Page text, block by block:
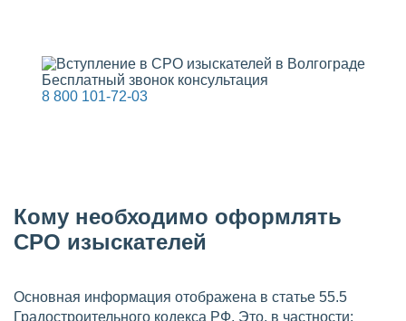
Бесплатный звонок консультация
8 800 101-72-03
Кому необходимо оформлять
СРО изыскателей
Основная информация отображена в статье 55.5
Градостроительного кодекса РФ. Это, в частности: